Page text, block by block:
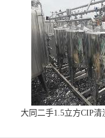
大同二手1.5立方CIP